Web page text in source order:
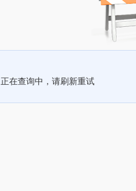
正在查询中，请刷新重试